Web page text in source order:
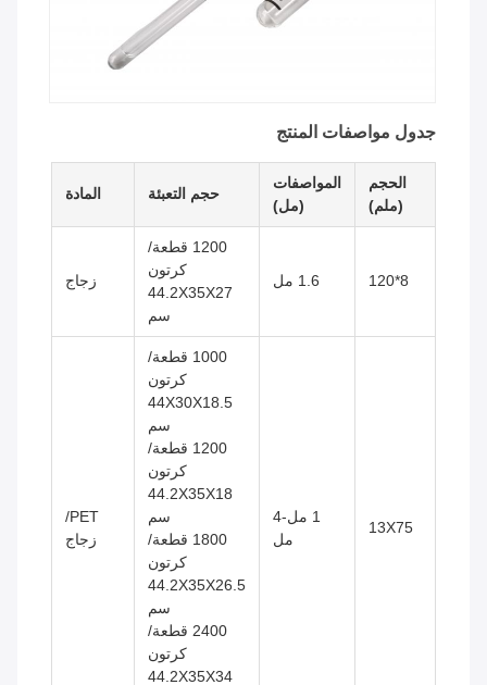
جدول مواصفات المنتج
الحجم
(ملم)
المواصفات
(مل)
حجم التعبئة المادة
8*120 1.6 مل
1200 قطعة/
كرتون
44.2X35X27
سم
زجاج
13X75
1 مل-4
مل
1000 قطعة/
كرتون
44X30X18.5
سم
1200 قطعة/
كرتون
44.2X35X18
سم
1800 قطعة/
كرتون
44.2X35X26.5
سم
2400 قطعة/
كرتون
44.2X35X34
PET/
زجاج